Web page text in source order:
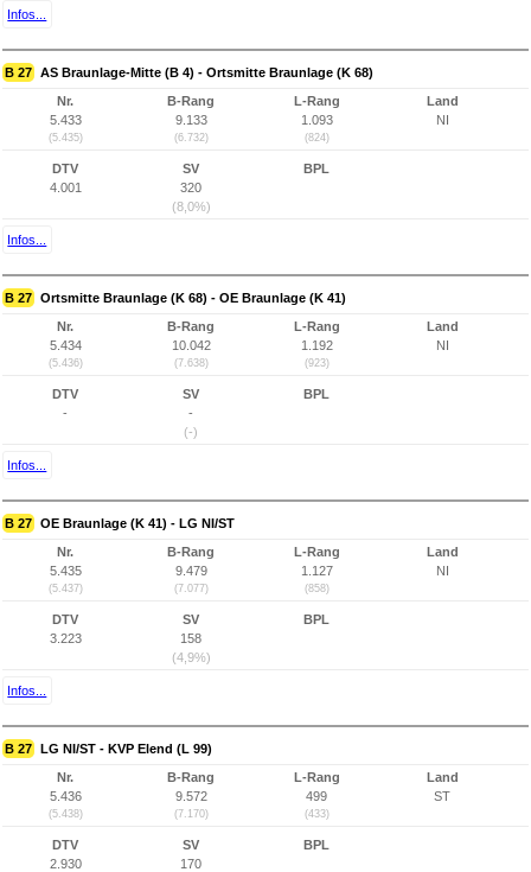
Infos...
B 27 AS Braunlage-Mitte (B 4) - Ortsmitte Braunlage (K 68)
Nr.
5.433
(5.435)
B-Rang
9.133
(6.732)
L-Rang
1.093
(824)
Land
NI
DTV
4.001
SV
320
(8,0%)
BPL
Infos...
B 27 Ortsmitte Braunlage (K 68) - OE Braunlage (K 41)
Nr.
5.434
(5.436)
B-Rang
10.042
(7.638)
L-Rang
1.192
(923)
Land
NI
DTV
-
SV
-
(-)
BPL
Infos...
B 27 OE Braunlage (K 41) - LG NI/ST
Nr.
5.435
(5.437)
B-Rang
9.479
(7.077)
L-Rang
1.127
(858)
Land
NI
DTV
3.223
SV
158
(4,9%)
BPL
Infos...
B 27 LG NI/ST - KVP Elend (L 99)
Nr.
5.436
(5.438)
B-Rang
9.572
(7.170)
L-Rang
499
(433)
Land
ST
DTV
2.930
SV
170
BPL